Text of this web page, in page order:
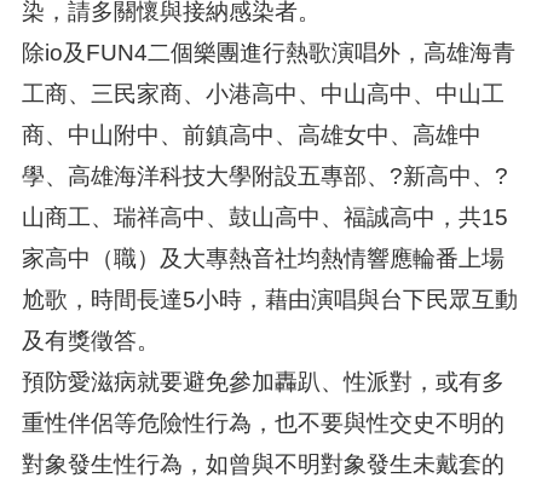
染，請多關懷與接納感染者。
除io及FUN4二個樂團進行熱歌演唱外，高雄海青
工商、三民家商、小港高中、中山高中、中山工
商、中山附中、前鎮高中、高雄女中、高雄中
學、高雄海洋科技大學附設五專部、?新高中、?
山商工、瑞祥高中、鼓山高中、福誠高中，共15
家高中（職）及大專熱音社均熱情響應輪番上場
尬歌，時間長達5小時，藉由演唱與台下民眾互動
及有獎徵答。
預防愛滋病就要避免參加轟趴、性派對，或有多
重性伴侶等危險性行為，也不要與性交史不明的
對象發生性行為，如曾與不明對象發生未戴套的